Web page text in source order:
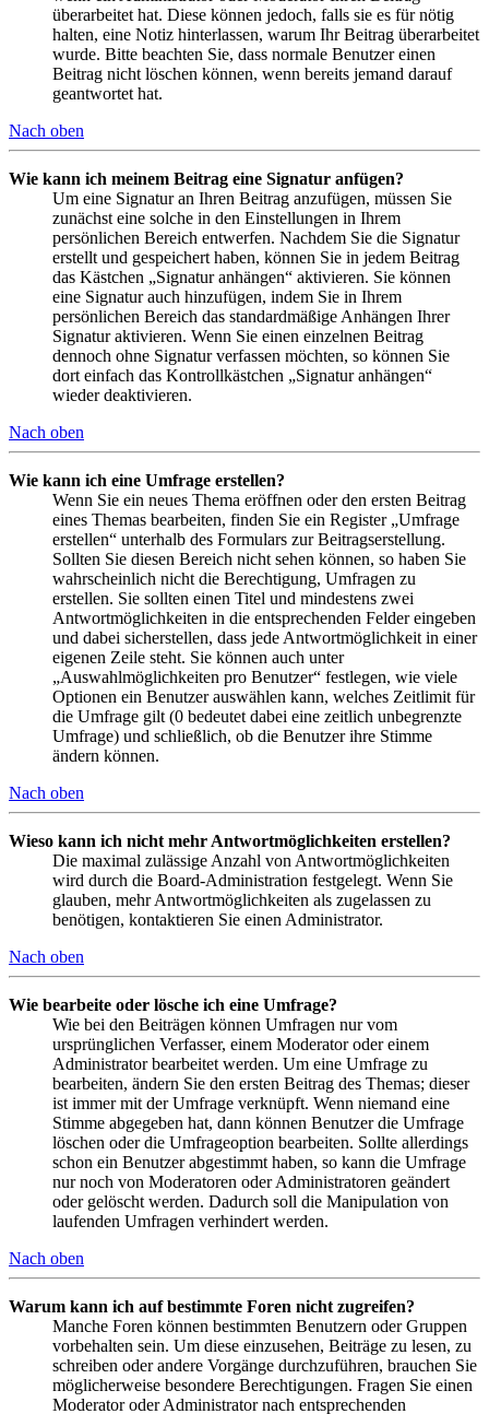
überarbeitet hat. Diese können jedoch, falls sie es für nötig
halten, eine Notiz hinterlassen, warum Ihr Beitrag überarbeitet
wurde. Bitte beachten Sie, dass normale Benutzer einen
Beitrag nicht löschen können, wenn bereits jemand darauf
geantwortet hat.
Nach oben
Wie kann ich meinem Beitrag eine Signatur anfügen?
Um eine Signatur an Ihren Beitrag anzufügen, müssen Sie
zunächst eine solche in den Einstellungen in Ihrem
persönlichen Bereich entwerfen. Nachdem Sie die Signatur
erstellt und gespeichert haben, können Sie in jedem Beitrag
das Kästchen „Signatur anhängen“ aktivieren. Sie können
eine Signatur auch hinzufügen, indem Sie in Ihrem
persönlichen Bereich das standardmäßige Anhängen Ihrer
Signatur aktivieren. Wenn Sie einen einzelnen Beitrag
dennoch ohne Signatur verfassen möchten, so können Sie
dort einfach das Kontrollkästchen „Signatur anhängen“
wieder deaktivieren.
Nach oben
Wie kann ich eine Umfrage erstellen?
Wenn Sie ein neues Thema eröffnen oder den ersten Beitrag
eines Themas bearbeiten, finden Sie ein Register „Umfrage
erstellen“ unterhalb des Formulars zur Beitragserstellung.
Sollten Sie diesen Bereich nicht sehen können, so haben Sie
wahrscheinlich nicht die Berechtigung, Umfragen zu
erstellen. Sie sollten einen Titel und mindestens zwei
Antwortmöglichkeiten in die entsprechenden Felder eingeben
und dabei sicherstellen, dass jede Antwortmöglichkeit in einer
eigenen Zeile steht. Sie können auch unter
„Auswahlmöglichkeiten pro Benutzer“ festlegen, wie viele
Optionen ein Benutzer auswählen kann, welches Zeitlimit für
die Umfrage gilt (0 bedeutet dabei eine zeitlich unbegrenzte
Umfrage) und schließlich, ob die Benutzer ihre Stimme
ändern können.
Nach oben
Wieso kann ich nicht mehr Antwortmöglichkeiten erstellen?
Die maximal zulässige Anzahl von Antwortmöglichkeiten
wird durch die Board-Administration festgelegt. Wenn Sie
glauben, mehr Antwortmöglichkeiten als zugelassen zu
benötigen, kontaktieren Sie einen Administrator.
Nach oben
Wie bearbeite oder lösche ich eine Umfrage?
Wie bei den Beiträgen können Umfragen nur vom
ursprünglichen Verfasser, einem Moderator oder einem
Administrator bearbeitet werden. Um eine Umfrage zu
bearbeiten, ändern Sie den ersten Beitrag des Themas; dieser
ist immer mit der Umfrage verknüpft. Wenn niemand eine
Stimme abgegeben hat, dann können Benutzer die Umfrage
löschen oder die Umfrageoption bearbeiten. Sollte allerdings
schon ein Benutzer abgestimmt haben, so kann die Umfrage
nur noch von Moderatoren oder Administratoren geändert
oder gelöscht werden. Dadurch soll die Manipulation von
laufenden Umfragen verhindert werden.
Nach oben
Warum kann ich auf bestimmte Foren nicht zugreifen?
Manche Foren können bestimmten Benutzern oder Gruppen
vorbehalten sein. Um diese einzusehen, Beiträge zu lesen, zu
schreiben oder andere Vorgänge durchzuführen, brauchen Sie
möglicherweise besondere Berechtigungen. Fragen Sie einen
Moderator oder Administrator nach entsprechenden